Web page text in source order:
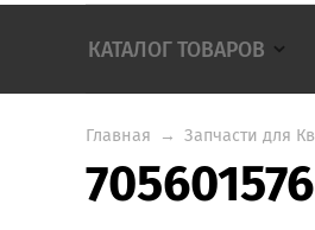
КАТАЛОГ ТОВАРОВ
Главная → Запчасти для